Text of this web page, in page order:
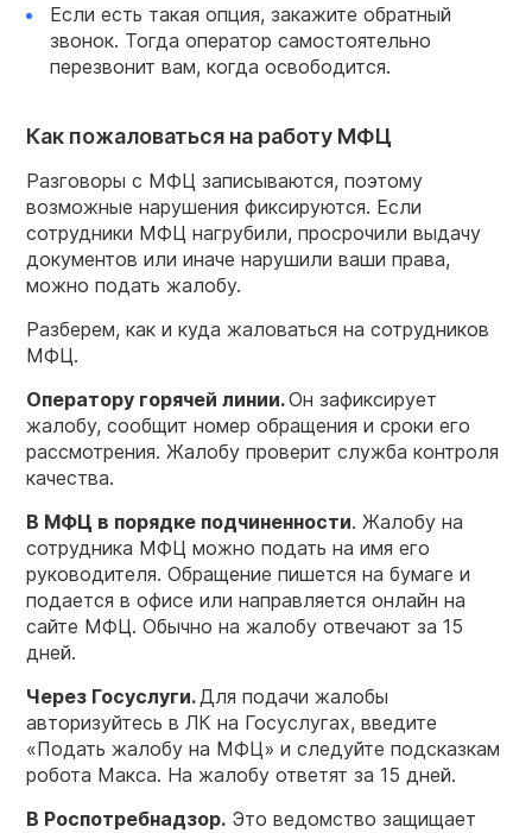
Если есть такая опция, закажите обратный
звонок. Тогда оператор самостоятельно
перезвонит вам, когда освободится.
Как пожаловаться на работу МФЦ
Разговоры с МФЦ записываются, поэтому
возможные нарушения фиксируются. Если
сотрудники МФЦ нагрубили, просрочили выдачу
документов или иначе нарушили ваши права,
можно подать жалобу.
Разберем, как и куда жаловаться на сотрудников
МФЦ.
Оператору горячей линии.Он зафиксирует
жалобу, сообщит номер обращения и сроки его
рассмотрения. Жалобу проверит служба контроля
качества.
В МФЦ в порядке подчиненности. Жалобу на
сотрудника МФЦ можно подать на имя его
руководителя. Обращение пишется на бумаге и
подается в офисе или направляется онлайн на
сайте МФЦ. Обычно на жалобу отвечают за 15
дней.
Через Госуслуги.Для подачи жалобы
авторизуйтесь в ЛК на Госуслугах, введите
«Подать жалобу на МФЦ» и следуйте подсказкам
робота Макса. На жалобу ответят за 15 дней.
В Роспотребнадзор. Это ведомство защищает